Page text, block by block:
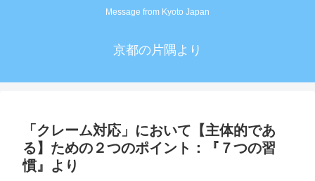
Message from Kyoto Japan
京都の片隅より
「クレーム対応」において【主体的であ
る】ための２つのポイント：『７つの習
慣』より